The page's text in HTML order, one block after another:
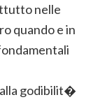
nelle
quando e in
godibilit�